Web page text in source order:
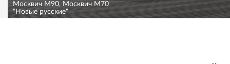
Москвич M90, Москвич M70
"Новые русские"